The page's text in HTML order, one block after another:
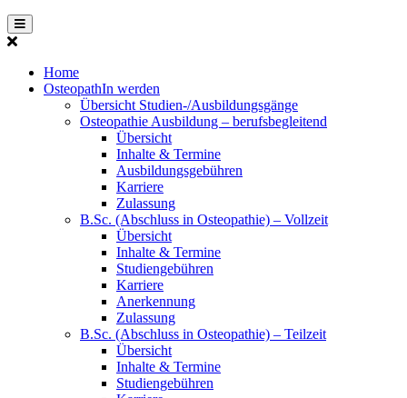
Home
OsteopathIn werden
Übersicht Studien-/Ausbildungsgänge
Osteopathie Ausbildung – berufsbegleitend
Übersicht
Inhalte & Termine
Ausbildungsgebühren
Karriere
Zulassung
B.Sc. (Abschluss in Osteopathie) – Vollzeit
Übersicht
Inhalte & Termine
Studiengebühren
Karriere
Anerkennung
Zulassung
B.Sc. (Abschluss in Osteopathie) – Teilzeit
Übersicht
Inhalte & Termine
Studiengebühren